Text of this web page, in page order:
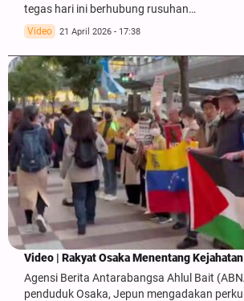
tegas hari ini berhubung rusuhan…
Video 21 April 2026 - 17:38
Video | Rakyat Osaka Menentang
Agensi Berita Antarabangsa Ahlul Bait
penduduk Osaka, Jepun mengadakan